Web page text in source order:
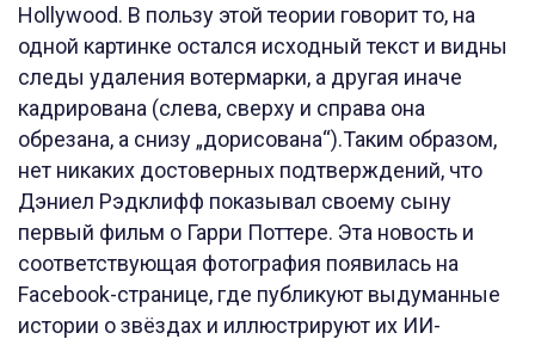
Hollywood. В пользу этой теории говорит то, на
одной картинке остался исходный текст и видны
следы удаления вотермарки, а другая иначе
кадрирована (слева, сверху и справа она
обрезана, а снизу „дорисована“).Таким образом,
нет никаких достоверных подтверждений, что
Дэниел Рэдклифф показывал своему сыну
первый фильм о Гарри Поттере. Эта новость и
соответствующая фотография появилась на
Facebook-странице, где публикуют выдуманные
истории о звёздах и иллюстрируют их ИИ-